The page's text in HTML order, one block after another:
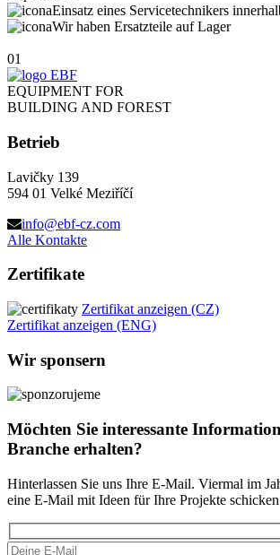
Einsatz eines Servicetechnikers
Wir haben Ersatzteile auf Lager
01
EQUIPMENT FOR
BUILDING AND FOREST
Betrieb
Lavičky 139
594 01 Velké Meziříčí
info@ebf-cz.com
Alle Kontakte
Zertifikate
Zertifikat anzeigen (CZ)
Zertifikat anzeigen (ENG)
Wir sponsern
Möchten Sie interessante
Branche erhalten?
Hinterlassen Sie uns Ihre E-Mail. Viermal im
eine E-Mail mit Ideen für Ihre Projekte
Bitte